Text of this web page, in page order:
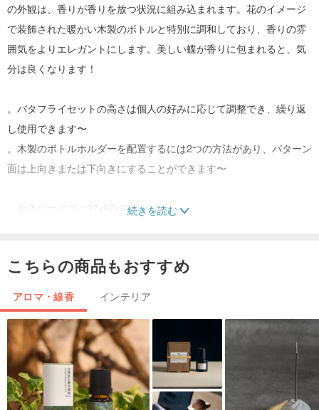
の外観は、香りが香りを放つ状況に組み込まれます。花のイメージ
で装飾された暖かい木製のボトルと特別に調和しており、香りの雰
囲気をよりエレガントにします。美しい蝶が香りに包まれると、気
分は良くなります！
。バタフライセットの高さは個人の好みに応じて調整でき、繰り返
し使用できます〜
。木製のボトルホルダーを配置するには2つの方法があり、パターン
面は上向きまたは下向きにすることができます〜
。全体のサイズ：97x97x235mm
バタフライセットx3（メープル）
ガラス試験管x1
*製品には香水は含まれていません〜
*天然素材を使用しているため、各製品の木目と色が異なります。写
真は参考用です〜
続きを読む
こちらの商品もおすすめ
アロマ・線香 インテリア